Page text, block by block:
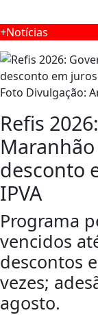
+Notícias
Foto Divulgação:
Refis
desconto
IPVA
Programa
vencidos
descontos
vezes;
agosto.